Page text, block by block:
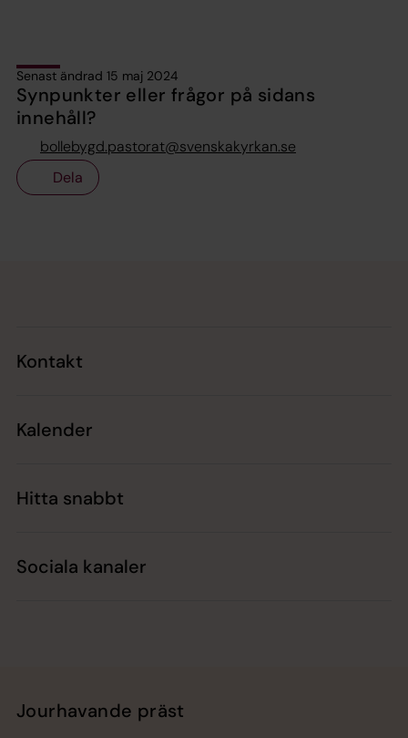
Senast ändrad 15 maj 2024
Synpunkter eller frågor på sidans
innehåll?
bollebygd.pastorat@svenskakyrkan.se
Dela
Kontakt
Kalender
Hitta snabbt
Sociala kanaler
Jourhavande präst